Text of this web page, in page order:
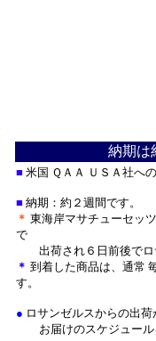
納期は
■ 米国 ＱＡＡ ＵＳＡ社へ
■ 納期：約２週間です。
＊ 東海岸マサチューセッ
で
出荷され ６日前後で
＊ 到着した商品は、通常
す。
● ロサンゼルスからの出
お届けのスケジュール